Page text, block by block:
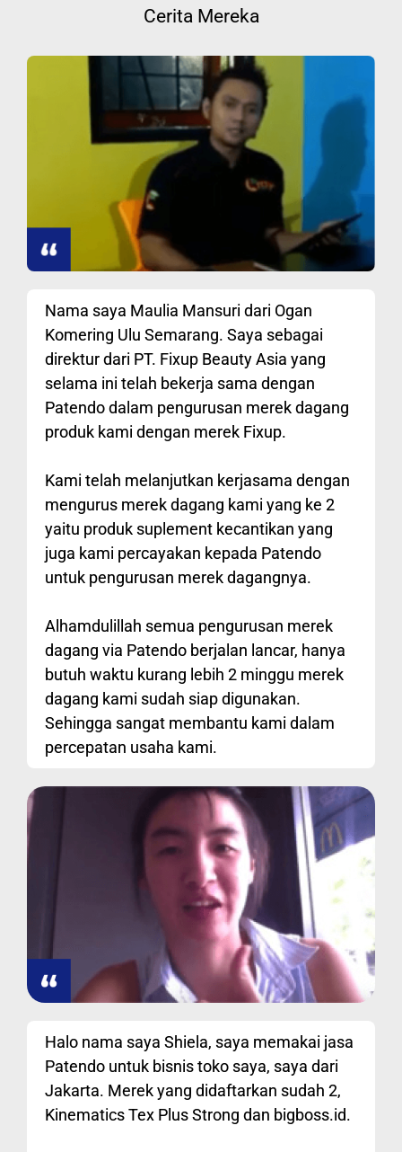
Cerita Mereka
Nama saya Maulia Mansuri dari Ogan
Komering Ulu Semarang. Saya sebagai
direktur dari PT. Fixup Beauty Asia yang
selama ini telah bekerja sama dengan
Patendo dalam pengurusan merek dagang
produk kami dengan merek Fixup.
Kami telah melanjutkan kerjasama dengan
mengurus merek dagang kami yang ke 2
yaitu produk suplement kecantikan yang
juga kami percayakan kepada Patendo
untuk pengurusan merek dagangnya.
Alhamdulillah semua pengurusan merek
dagang via Patendo berjalan lancar, hanya
butuh waktu kurang lebih 2 minggu merek
dagang kami sudah siap digunakan.
Sehingga sangat membantu kami dalam
percepatan usaha kami.
Halo nama saya Shiela, saya memakai jasa
Patendo untuk bisnis toko saya, saya dari
Jakarta. Merek yang didaftarkan sudah 2,
Kinematics Tex Plus Strong dan bigboss.id.